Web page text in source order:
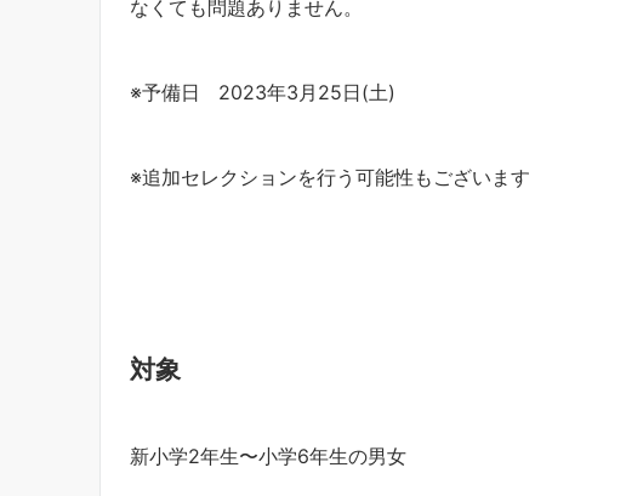
なくても問題ありません。
※予備日 2023年3月25日(土)
※追加セレクションを行う可能性もございます
対象
新小学2年生〜小学6年生の男女